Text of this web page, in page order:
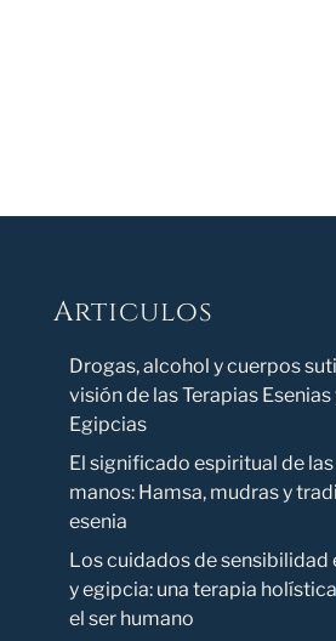
Articulos
Novedad
Drogas, alcohol y cuerpos
visión de las Terapias Esenias
Egipcias
El significado espiritual de las
manos: Hamsa, mudras y
esenia
Los cuidados de sensibilidad
y egipcia: una terapia
el ser humano